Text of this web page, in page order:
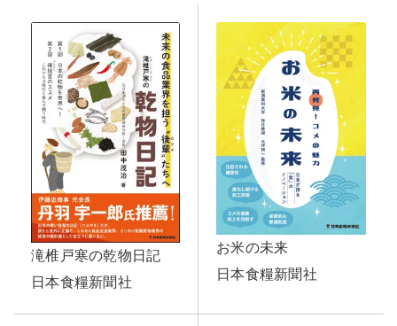
滝椎戸寒の乾物日記
日本食糧新聞社
お米の未来
日本食糧新聞社